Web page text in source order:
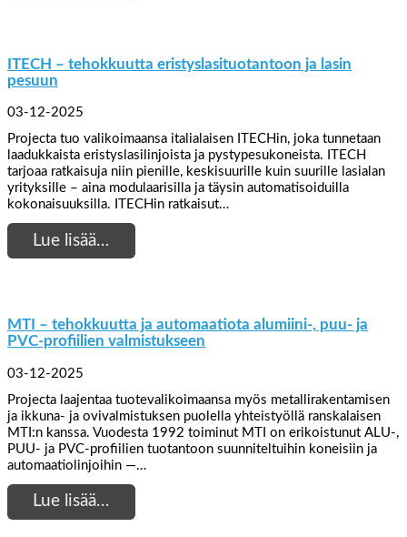
ITECH – tehokkuutta eristyslasituotantoon ja lasin
pesuun
03-12-2025
Projecta tuo valikoimaansa italialaisen ITECHin, joka tunnetaan
laadukkaista eristyslasilinjoista ja pystypesukoneista. ITECH
tarjoaa ratkaisuja niin pienille, keskisuurille kuin suurille lasialan
yrityksille – aina modulaarisilla ja täysin automatisoiduilla
kokonaisuuksilla. ITECHin ratkaisut…
Lue lisää…
MTI – tehokkuutta ja automaatiota alumiini-, puu- ja
PVC-profiilien valmistukseen
03-12-2025
Projecta laajentaa tuotevalikoimaansa myös metallirakentamisen
ja ikkuna- ja ovivalmistuksen puolella yhteistyöllä ranskalaisen
MTI:n kanssa. Vuodesta 1992 toiminut MTI on erikoistunut ALU-,
PUU- ja PVC-profiilien tuotantoon suunniteltuihin koneisiin ja
automaatiolinjoihin —…
Lue lisää…